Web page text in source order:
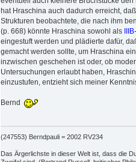
hat Hraschina auch dadurch erreicht,
Strukturen beobachtete, die nach ihm
(p. 668) könnte Hraschina sowohl als
eingestuft werden und plädierte dafür,
gemacht werden sollte, um Hraschina
inzwischen geschehen ist oder, ob
Untersuchungen erlaubt haben,
einzustufen, entzieht sich meiner
Bernd
(247553) Berndpauli = 2002 RV234
Das Ärgerlichste in dieser Welt ist, dass die